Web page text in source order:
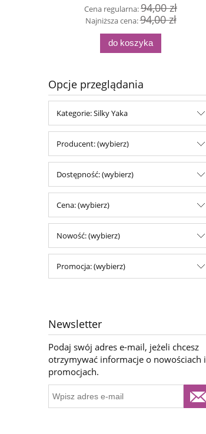
Cena regularna:94,00 zł
Najniższa cena:94,00 zł
do koszyka
Opcje przeglądania
Kategorie: Silky Yaka
Producent: (wybierz)
Dostępność: (wybierz)
Cena: (wybierz)
Nowość: (wybierz)
Promocja: (wybierz)
Newsletter
Podaj swój adres e-mail, jeżeli chcesz
otrzymywać informacje o nowościach i
promocjach.